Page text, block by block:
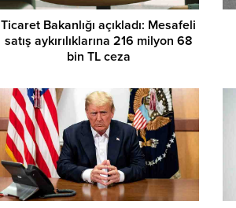
Ticaret Bakanlığı açıkladı: Mesafeli
satış aykırılıklarına 216 milyon 68
bin TL ceza